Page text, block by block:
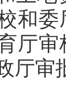
和
厅
厅审